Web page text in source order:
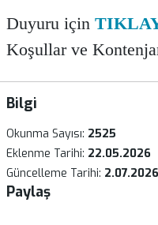
Duyuru için
Koşullar ve
Bilgi
Okunma Sayısı: 2525
Eklenme Tarihi: 22.05.2026
Güncelleme Tarihi:
Paylaş